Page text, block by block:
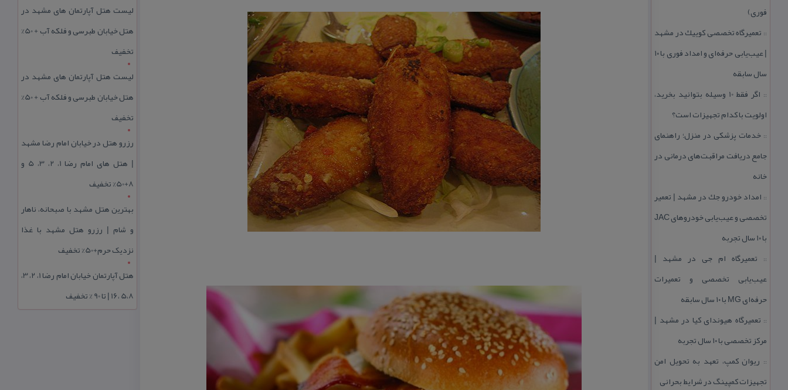
فوری)
:: تعمیرگاه تخصصی كوییك در مشهد
| عیب‌یابی حرفه‌ای و امداد فوری با ۱۰
سال سابقه
::
اگر فقط 10 وسیله بتوانید بخرید،
اولویت با كدام تجهیزات است؟
:: خدمات پزشكی در منزل؛ راهنمای
جامع دریافت مراقبت‌های درمانی در
خانه
:: امداد خودرو جك در مشهد | تعمیر
تخصصی و عیب‌یابی خودروهای JAC
با ۱۰ سال تجربه
:: تعمیرگاه ام جی در مشهد |
عیب‌یابی تخصصی و تعمیرات
حرفه‌ای MG با ۱۰ سال سابقه
:: تعمیرگاه هیوندای كیا در مشهد |
مركز تخصصی با ۱۰ سال تجربه
:: ریوان كمپ، تعهد به تحویل امن
تجهیزات كمپینگ در شرایط بحرانی
لیست هتل آپارتمان های مشهد در
هتل خیابان طبرسی و فلکه آب + 50%
تخفیف
لیست هتل آپارتمان های مشهد در
هتل خیابان طبرسی و فلکه آب + 50%
تخفیف
رزرو هتل در خیابان امام رضا مشهد
| هتل‌ های امام رضا 1، 2، 3، 5 و
8+50% تخفیف
بهترین هتل مشهد با صبحانه، ناهار
و شام | رزرو هتل مشهد با غذا
نزدیک حرم+50% تخفیف
هتل آپارتمان خیابان امام رضا 1، 2، 3،
5،8 ،16 | تا 90 % تخفیف